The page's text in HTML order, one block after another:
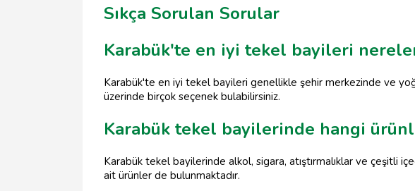
Sıkça Sorulan Sorular
Karabük'te en iyi tekel bayileri
Karabük'te en iyi tekel bayileri genellikle şehir merkezinde ve
üzerinde birçok seçenek bulabilirsiniz.
Karabük tekel bayilerinde hangi
Karabük tekel bayilerinde alkol, sigara, atıştırmalıklar ve çeşitli
ait ürünler de bulunmaktadır.